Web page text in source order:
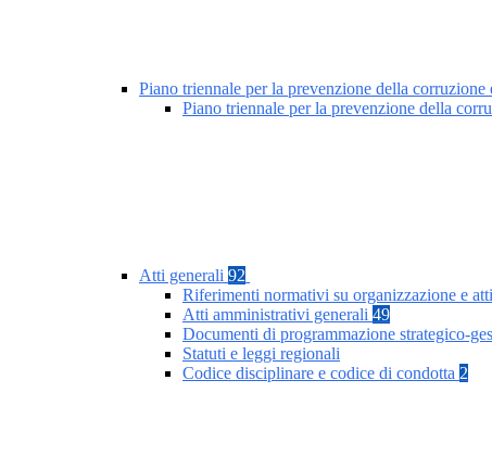
Piano triennale per la prevenzione della corruzione
Piano triennale per la prevenzione della
Atti generali 92
Riferimenti normativi su organizzazione e
Atti amministrativi generali 49
Documenti di programmazione strategico-
Statuti e leggi regionali
Codice disciplinare e codice di condotta 2